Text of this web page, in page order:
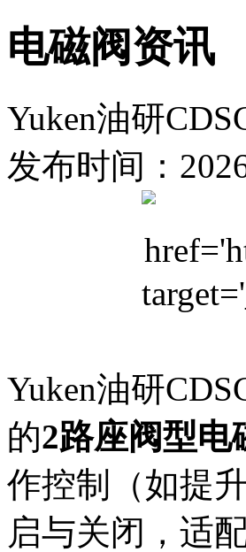
电磁阀资讯
Yuken油研
发布时间：
Yuken油研
的2路座阀型电
作控制（如提
启与关闭，适